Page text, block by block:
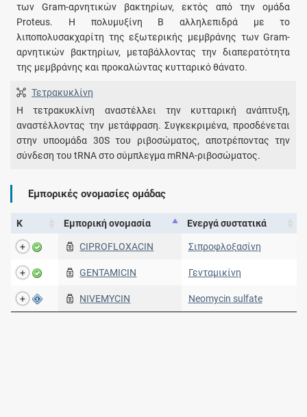
των Gram-αρνητικών βακτηρίων, εκτός από την ομάδα
Proteus. Η πολυμυξίνη Β αλληλεπιδρά με το
λιποπολυσακχαρίτη της εξωτερικής μεμβράνης των Gram-
αρνητικών βακτηρίων, μεταβάλλοντας την διαπερατότητα
της μεμβράνης και προκαλώντας κυτταρικό θάνατο.
Τετρακυκλίνη
Η τετρακυκλίνη αναστέλλει την κυτταρική ανάπτυξη,
αναστέλλοντας την μετάφραση. Συγκεκριμένα, προσδένεται
στην υποομάδα 30S του ριβοσώματος, αποτρέποντας την
σύνδεση του tRNA στο σύμπλεγμα mRNA-ριβοσώματος.
Εμπορικές ονομασίες ομάδας
Κ Εμπορική ονομασία Ενεργά συστατικά
CIPROFLOXACIN Σιπροφλοξασίνη
GENTAMICIN Γενταμικίνη
NIVEMYCIN Neomycin sulfate